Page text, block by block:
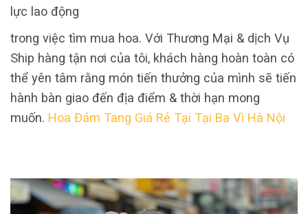
lực lao động
trong việc tìm mua hoa. Với Thương Mại & dịch Vụ
Ship hàng tận nơi của tôi, khách hàng hoàn toàn có
thể yên tâm rằng món tiến thưởng của mình sẽ tiến
hành bàn giao đến địa điểm & thời hạn mong
muốn. Hoa Đám Tang Giá Rẻ Tại Tại Ba Vì Hà Nội